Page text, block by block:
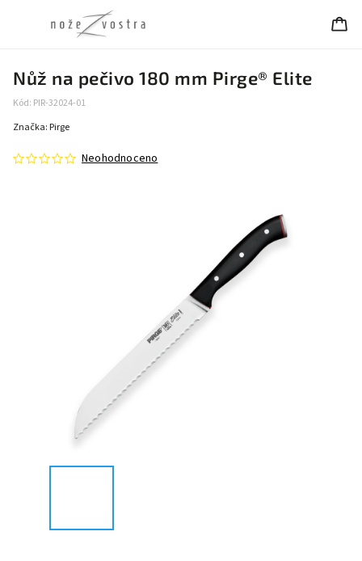
Nůž na pečivo 180 mm Pirge® Elite
Kód: PIR-32024-01
Neohodnoceno
Značka: Pirge